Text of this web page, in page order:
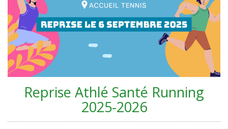
Reprise Athlé Santé Running
2025-2026